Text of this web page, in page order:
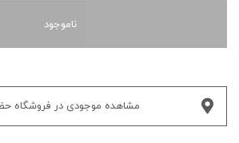
ناموجود
مشاهده موجودی در فروشگاه